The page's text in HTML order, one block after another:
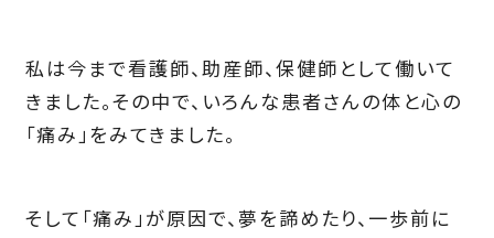
私は今まで看護師、助産師、保健師として働いて
きました。その中で、いろんな患者さんの体と心の
「痛み」をみてきました。
そして「痛み」が原因で、夢を諦めたり、一歩前に